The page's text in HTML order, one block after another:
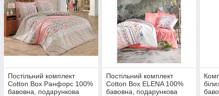
Постільний комплект
Cotton Box Ранфорс 100%
бавовна, подарункова
Постільний комплект
Cotton Box ELENA 100%
бавовна, подарункова